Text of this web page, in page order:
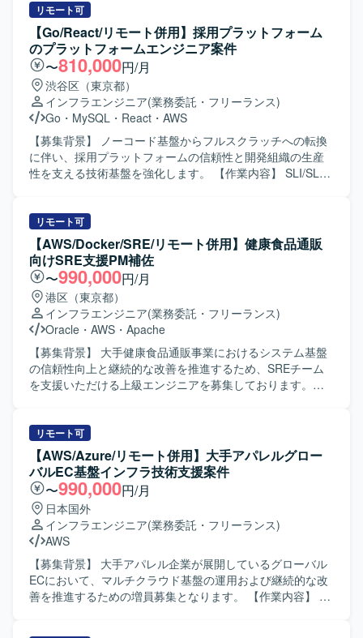
しいです。 新しいツールやプロダクトのキャッチアップに
前向きに取り組んでいただける方を歓迎いたします。 【ポ
ジションの魅力】 大規模な基盤刷新プロジェクトにおい
て、標準化モデルやIaC実行基盤の設計・構築に上流から携
わることができます。 WebLogicを中心としたエンタープラ
イズ向けミドルウェアや、Terraform・AnsibleなどのIaCツ
ールを実務で活用しながらスキルを高めていただけます。
複数のOSや各種ミドルウェア、バッチ基盤など幅広い技術
要素に触れることで、インフラアーキテクトとしてのキャ
リア形成につなげていただけます。 【開発環境】 OS：
RHEL、OracleLinux、Windows Server WEBAP：Apache、
Azure AI Foundry Agentを用いた各種設定や連携構成の実装
を行っていただきます。 Terraformを用いたIaCによる環境
構築・変更管理を実施していただきます。 構築後の運用保
守フェーズにおいて、安定稼働のための改善やトラブルシ
ュートを行っていただきます。 【求める人物像】 クラウド
基盤技術やAI関連の新しい技術に関心を持ち、自ら学習し
ながら業務に取り組める方を求めております。 関係者と円
滑にコミュニケーションを取りながら、要件整理や課題解
決に主体的に取り組める方を歓迎いたします。 【ポジショ
ンの魅力】 Azure上でのAIおよびBOT基盤構築に携わること
で、クラウドネイティブかつAI領域の最新技術を実務で習
経験を積むことができます。 【開発環境】 Azureを中心と
したクラウド環境上で、Azure AI Foundry Agentや
Terraformなどの最新技術スタックを活用して基盤構築を行
います。
リモート可
【Go/React/リモート併用】採用プラットフォーム
のプラットフォームエンジニア案件
〜810,000円/月
渋谷区（東京都）
インフラエンジニア(業務委託・フリーランス)
Go ・ MySQL ・ React ・ AWS
【募集背景】 ノーコード基盤からフルスクラッチへの転換
に伴い、採用プラットフォームの信頼性と開発組織の生産
性を支える技術基盤を強化します。 【作業内容】 SLI/SLO
設計・構築、Observability基盤の構築、インシデント対応お
よびポストモーテム文化の醸成を担います。CI/CDの継続的
改善や自動化、バックエンド・フロントエンドと連携した
アーキテクチャ設計、パフォーマンスチューニングを行い
ます。 【求める人物像】 新しい技術や未知の課題に柔軟に
対応し、積極的に挑戦できる方を求めています。正解のな
い状況でも仕組みや基準をゼロから作り上げ、オーナーシ
ップを持って基盤を育てられる方を歓迎します。データに
基づいた意思決定を行い、チームで最適解を導ける方を求
めています。 【ポジションの魅力】 プラットフォームおよ
び信頼性基盤をゼロから立ち上げるフェーズであり、広い
えられるポジションです。 【開発環境】 インフラはAWS、
Terraformを使用します。バージョン管理はGitHub、社内コ
ミュニケーションはSlack、デザインはFigma、ドキュメン
ト管理はNotionを使用します。バックエンドはGo、フロン
トエンドはReact、データベースはMySQLおよび
PostgreSQLを使用します。LLMとしてOpenAI、Claudeな
どを活用します。
リモート可
【AWS/Docker/SRE/リモート併用】健康食品通販
向けSRE支援PM補佐
〜990,000円/月
港区（東京都）
インフラエンジニア(業務委託・フリーランス)
Oracle ・ AWS ・ Apache
【募集背景】 大手健康食品通販事業におけるシステム基盤
の信頼性向上と継続的な改善を推進するため、SREチーム
を支援いただける上級エンジニアを募集しております。
SREチームの一員として、システムの可用性やパフォーマ
ンス向上、運用自動化に向けた継続的な改善活動を推進し
ていただきます。 ECSやFargateなどのコンテナ基盤、およ
びGitHub ActionsやTerraformを用いたCI/CDおよびIaC環境
の整備・改善を行っていただきます。 PM補佐として、タス
クの整理や進行管理、関係者との調整など、プロジェクト
推進に関わる業務も担っていただきます。 【求める人物
像】 要件に対して自らタスク分解を行い、主体的に課題解
決へ取り組める方を求めております。 SREチーム内外のメ
ンバーと積極的にコミュニケーションを図りながら、周囲
を巻き込んで業務を推進できる方が望ましいです。 技術面
リモート可
【AWS/Azure/リモート併用】大手アパレルグロー
バルEC基盤インフラ技術支援案件
〜990,000円/月
日本国外
インフラエンジニア(業務委託・フリーランス)
AWS
【募集背景】 大手アパレル企業が展開しているグローバル
ECにおいて、マルチクラウド基盤の運用および継続的な改
善を推進するための増員募集となります。 【作業内容】 マ